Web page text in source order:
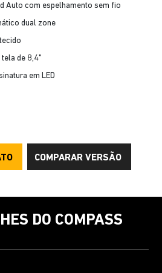
Auto com espelhamento sem fio
dual zone
de 8,4"
em LED
COMPARAR VERSÃO
DO COMPASS